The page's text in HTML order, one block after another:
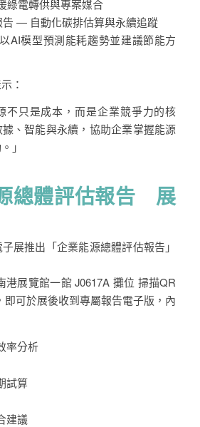
綠電轉供與專案媒合
— 自動化碳排估算與永續追蹤
以AI模型預測能耗趨勢並建議節能方
：
不只是成本，而是企業競爭力的核
、智能與永續，協助企業掌握能源
」
總體評估報告 展
展推出「企業能源總體評估報告 」
港展覽館一館 J0617A 攤位 掃描QR
即可於展後收到專屬報告電子版，內
率分析
試算
建議